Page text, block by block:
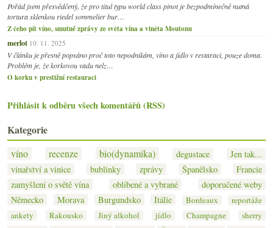
Pořád jsem přesvědčený, že pro titul typu world class pinot je bezpodmínečně nutná
tortura sklenkou riedel sommelier bur…
Z čeho pít víno, smutné zprávy ze světa vína a viněta Moutonu
merlot 10. 11. 2025
V článku je přesně popsáno proč toto nepodnikám, víno a jídlo v restaraci, pouze doma.
Problém je, že korkovou vadu nelz…
O korku v prestižní restauraci
Přihlásit k odběru všech komentářů (RSS)
Kategorie
víno recenze bio(dynamika) degustace
Jen tak...
vinařství a vinice
bublinky zprávy Španělsko
Francie
zamyšlení o světě vína
oblíbené a vybrané
doporučené weby
Německo
Morava Burgundsko Itálie Bordeaux
reportáže
ankety
Rakousko Jiný alkohol jídlo Champagne
sherry